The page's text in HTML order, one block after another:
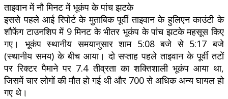
ताइवान में नौ मिनट में भूकंप के पांच झटके
इससे पहले आई रिपोर्ट के मुताबिक पूर्वी ताइवान के हुलिएन काउंटी के
शौफेंग टाउनशिप में 9 मिनट के भीतर भूकंप के पांच झटके महसूस किए
गए। भूकंप स्थानीय समयानुसार शाम 5:08 बजे से 5:17 बजे
(स्थानीय समय) के बीच आया। दो सप्ताह पहले ताइवान के पूर्वी तटों
पर रिक्टर पैमाने पर 7.4 तीव्रता का शक्तिशाली भूकंप आया था,
जिसमें चार लोगों की मौत हो गई थी और 700 से अधिक अन्य घायल हो
गए थे।